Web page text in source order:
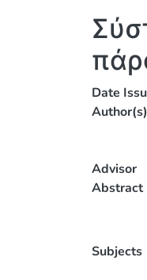
Date
Author(s)
Advisor
Abstract
Subjects